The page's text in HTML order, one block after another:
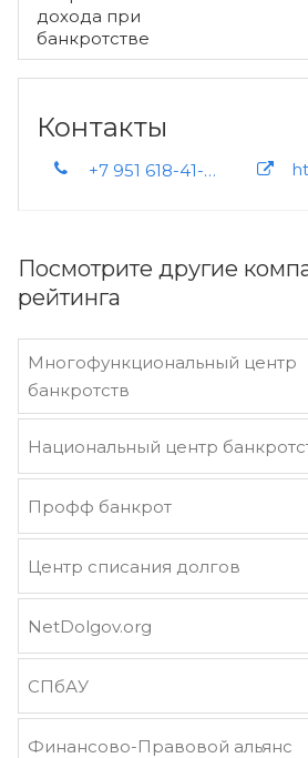
Посмотрите другие
рейтинга
Многофункциональный центр
банкротств
Национальный центр
Профф банкрот
Центр списания долгов
NetDolgov.org
СПбАУ
Финансово-Правовой альянс
дохода при
банкротстве
Контакты
+7 951 618-41-46 +7 951 384-90-00 +7 952 930-91-11